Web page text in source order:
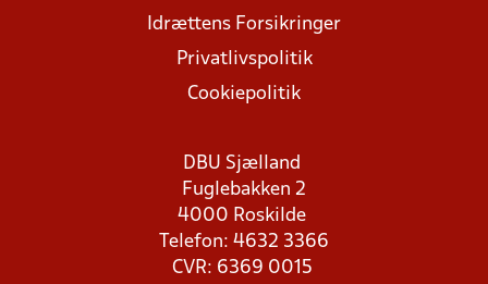
Idrættens Forsikringer
Privatlivspolitik
Cookiepolitik
DBU Sjælland
Fuglebakken 2
4000 Roskilde
Telefon: 4632 3366
CVR: 6369 0015